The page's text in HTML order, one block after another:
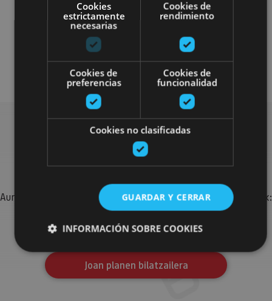
Localidades Camino de Santiago
Visitas guiadas
Bilatu plan gehiago
Aurkitu zure bidaia Nafarroan osatzeko planak eta iradokizunak:
jarduera antolatuak, bisitak eta agendaren ekitaldi
garrantzitsuenak.
Joan planen bilatzailera
Cookies
estrictamente
necesarias
Cookies de
rendimiento
Cookies de
preferencias
Cookies de
funcionalidad
Cookies no clasificadas
GUARDAR Y CERRAR
INFORMACIÓN SOBRE COOKIES
Cookies estrictamente necesarias